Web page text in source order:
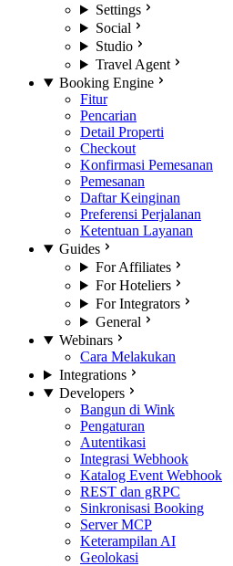
Settings
Social
Studio
Travel Agent
Booking Engine
Fitur
Pencarian
Detail Properti
Checkout
Konfirmasi Pemesanan
Pemesanan
Daftar Keinginan
Preferensi Perjalanan
Ketentuan Layanan
Guides
For Affiliates
For Hoteliers
For Integrators
General
Webinars
Cara Melakukan
Integrations
Developers
Bangun di Wink
Pengaturan
Autentikasi
Integrasi Webhook
Katalog Event Webhook
REST dan gRPC
Sinkronisasi Booking
Server MCP
Keterampilan AI
Geolokasi